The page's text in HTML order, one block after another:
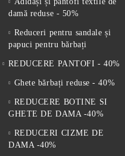
damă reduse - 50%
Reduceri pentru sandale și
papuci pentru bărbați
REDUCERE PANTOFI - 40%
Ghete bărbați reduse - 40%
REDUCERE BOTINE SI
GHETE DE DAMA -40%
REDUCERI CIZME DE
DAMA -40%